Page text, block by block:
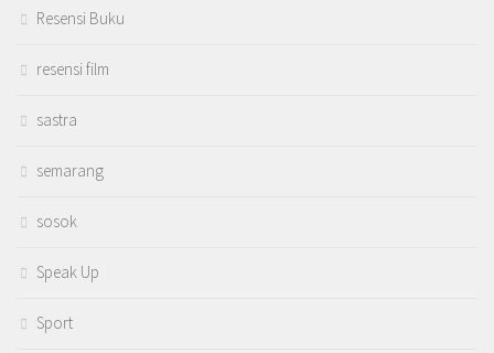
Resensi Buku
resensi film
sastra
semarang
sosok
Speak Up
Sport